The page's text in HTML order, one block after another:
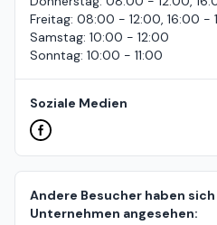
Freitag: 08:00 - 12:00, 16:00 -
Samstag: 10:00 - 12:00
Sonntag: 10:00 - 11:00
Soziale Medien
Andere Besucher haben
Unternehmen angesehen: